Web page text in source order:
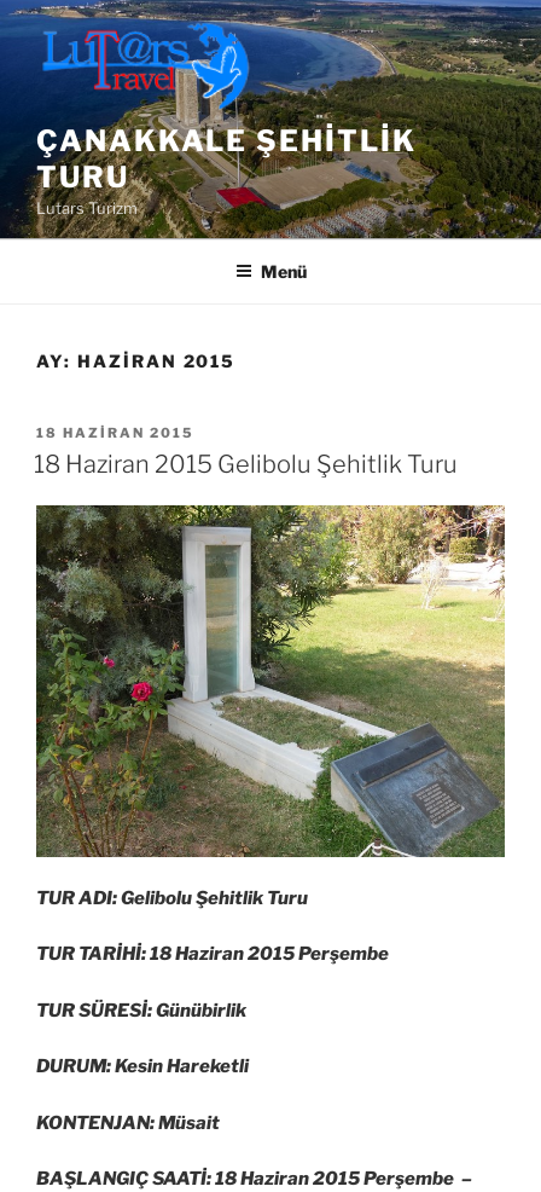
İçeriğe
geç
ÇANAKKALE ŞEHITLIK
TURU
Lutars Turizm
Menü
AY: HAZIRAN 2015
YAYIM
TARIHI
18 HAZIRAN 2015
18 Haziran 2015 Gelibolu Şehitlik Turu
TUR ADI: Gelibolu Şehitlik Turu
TUR TARİHİ: 18 Haziran 2015 Perşembe
TUR SÜRESİ: Günübirlik
DURUM: Kesin Hareketli
KONTENJAN: Müsait
BAŞLANGIÇ SAATİ: 18 Haziran 2015 Perşembe –